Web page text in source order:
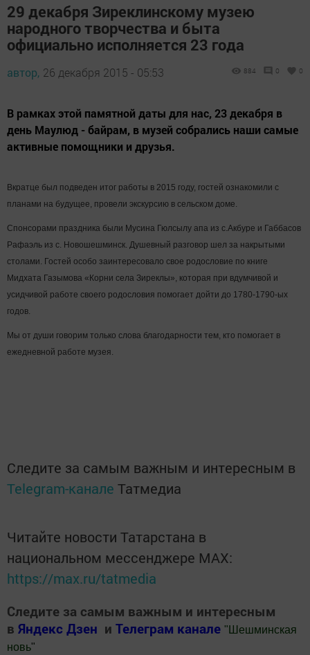
29 декабря Зиреклинскому музею
народного творчества и быта
официально исполняется 23 года
автор, 26 декабря 2015 - 05:53 884 0 0
В рамках этой памятной даты для нас, 23 декабря в
день Маулюд - байрам, в музей собрались наши самые
активные помощники и друзья.
Вкратце был подведен итог работы в 2015 году, гостей ознакомили с
планами на будущее, провели экскурсию в сельском доме.
Спонсорами праздника были Мусина Гюлсылу апа из с.Акбуре и Габбасов
Рафаэль из с. Новошешминск. Душевный разговор шел за накрытыми
столами. Гостей особо заинтересовало свое родословие по книге
Мидхата Газымова «Корни села Зиреклы», которая при вдумчивой и
усидчивой работе своего родословия помогает дойти до 1780-1790-ых
годов.
Мы от души говорим только слова благодарности тем, кто помогает в
ежедневной работе музея.
Следите за самым важным и интересным в
Telegram-канале Татмедиа
Читайте новости Татарстана в
национальном мессенджере MАХ:
https://max.ru/tatmedia
Следите за самым важным и интересным
в Яндекс Дзен и Телеграм канале " Шешминская
новь"